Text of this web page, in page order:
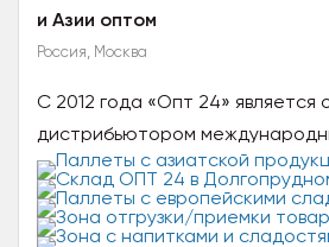
и Азии оптом
Россия, Москва
С 2012 года «Опт 24» является
дистрибьютором
(включая Milka, Kinder, Coca-
России и СНГ. Наша...